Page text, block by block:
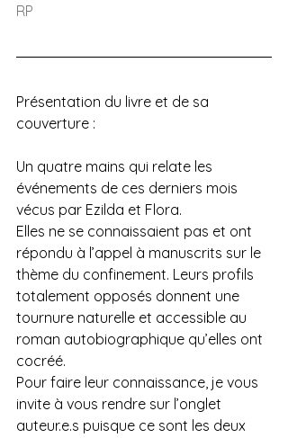
RP
Présentation du livre et de sa
couverture :
Un quatre mains qui relate les
événements de ces derniers mois
vécus par Ezilda et Flora.
Elles ne se connaissaient pas et ont
répondu à l’appel à manuscrits sur le
thème du confinement. Leurs profils
totalement opposés donnent une
tournure naturelle et accessible au
roman autobiographique qu’elles ont
cocréé.
Pour faire leur connaissance, je vous
invite à vous rendre sur l’onglet
auteur.e.s puisque ce sont les deux